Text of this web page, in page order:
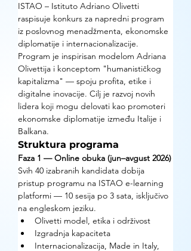
ISTAO – Istituto Adriano Olivetti
raspisuje konkurs za napredni program
iz poslovnog menadžmenta, ekonomske
diplomatije i internacionalizacije.
Program je inspirisan modelom Adriana
Olivettija i konceptom "humanističkog
kapitalizma" — spoju profita, etike i
digitalne inovacije. Cilj je razvoj novih
lidera koji mogu delovati kao promoteri
ekonomske diplomatije između Italije i
Balkana.
Struktura programa
Faza 1 — Online obuka (jun–avgust 2026)
Svih 40 izabranih kandidata dobija
pristup programu na ISTAO e-learning
platformi — 10 sesija po 3 sata, isključivo
na engleskom jeziku.
Olivetti model, etika i održivost
Izgradnja kapaciteta
Internacionalizacija, Made in Italy,